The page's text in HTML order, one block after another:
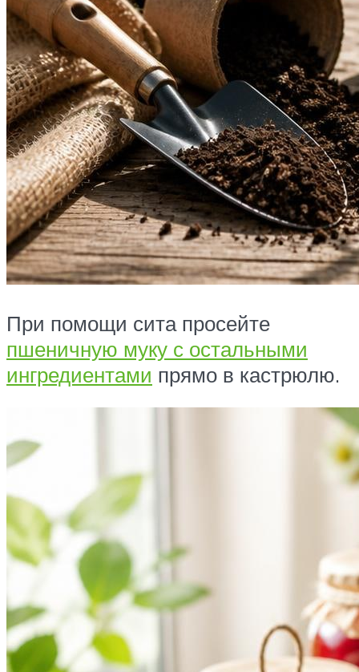
При помощи сита просейте
пшеничную муку с остальными
ингредиентами прямо в кастрюлю.